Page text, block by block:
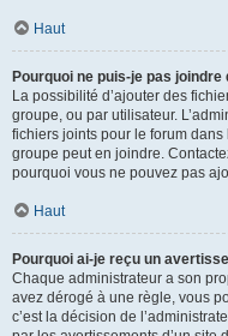
Haut
Pourquoi ne puis-je pas
La possibilité d’ajouter des
groupe, ou par utilisateur.
fichiers joints pour le forum
groupe peut en joindre.
pourquoi vous ne pouvez pas
Haut
Pourquoi ai-je reçu un
Chaque administrateur a son
avez dérogé à une règle, vous
c’est la décision de